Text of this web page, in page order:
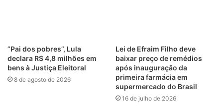
”Pai dos pobres”, Lula
declara R$ 4,8 milhões em
bens à Justiça Eleitoral
8 de agosto de 2026
Lei de Efraim Filho deve
baixar preço de remédios
após inauguração da
primeira farmácia em
supermercado do Brasil
16 de julho de 2026